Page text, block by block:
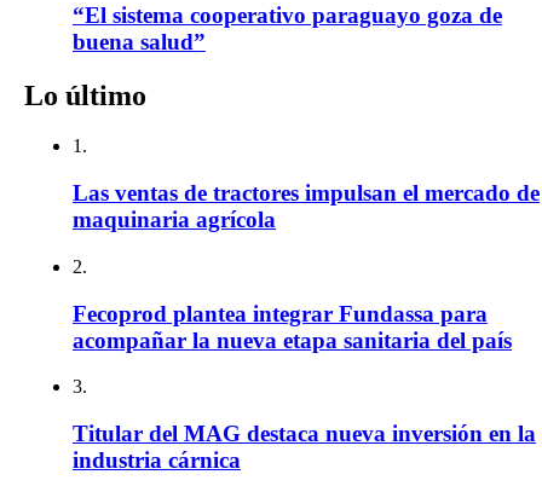
“El sistema cooperativo paraguayo goza de
buena salud”
Lo último
1.
Las ventas de tractores impulsan el mercado de
maquinaria agrícola
2.
Fecoprod plantea integrar Fundassa para
acompañar la nueva etapa sanitaria del país
3.
Titular del MAG destaca nueva inversión en la
industria cárnica